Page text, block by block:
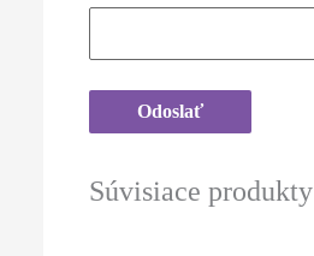
Súvisiace produkty